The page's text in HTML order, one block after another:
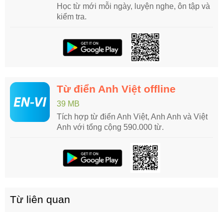
Học từ mới mỗi ngày, luyện nghe, ôn tập và
kiểm tra.
Từ điển Anh Việt offline
39 MB
Tích hợp từ điển Anh Việt, Anh Anh và Việt
Anh với tổng cộng 590.000 từ.
Từ liên quan